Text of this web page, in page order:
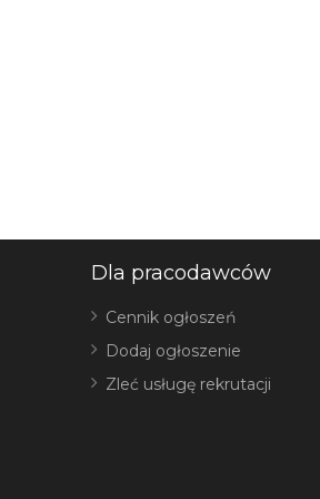
Dla pracodawców
Cennik ogłoszeń
Dodaj ogłoszenie
Zleć usługę rekrutacji